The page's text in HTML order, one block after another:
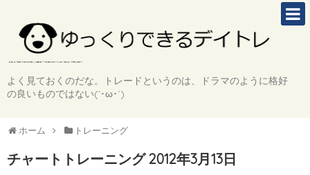
よく見ておくのだな。トレードというのは、ドラマのように格好
の良いものではない(`･ω･´)
ホーム トレーニング
チャートトレーニング 2012年3月13日